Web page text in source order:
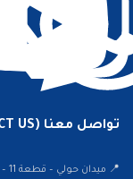
تواصل معنا (CONTACT US)
📍 ميدان حولي – قطعة 11 – شارع عبدالله الفرج